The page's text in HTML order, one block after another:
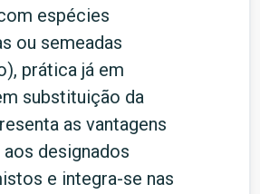
espécies
ou semeadas
prática já em
substituição da
as vantagens
designados
e integra-se nas